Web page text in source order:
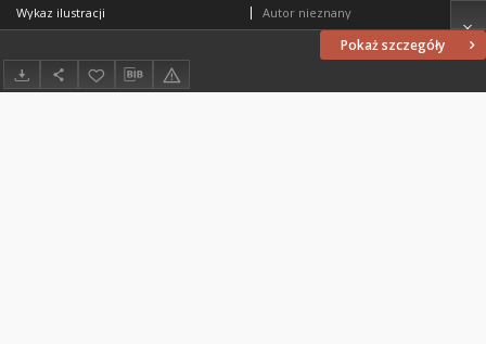
Pokaż szczegóły
Wykaz ilustracji Autor nieznany